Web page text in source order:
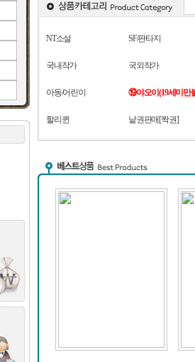
NT소설 SF/판타지
국내작가 국외작가
아동/어린이 ⑲야오이(19세미만
할리퀸 낱권판매[짝권]